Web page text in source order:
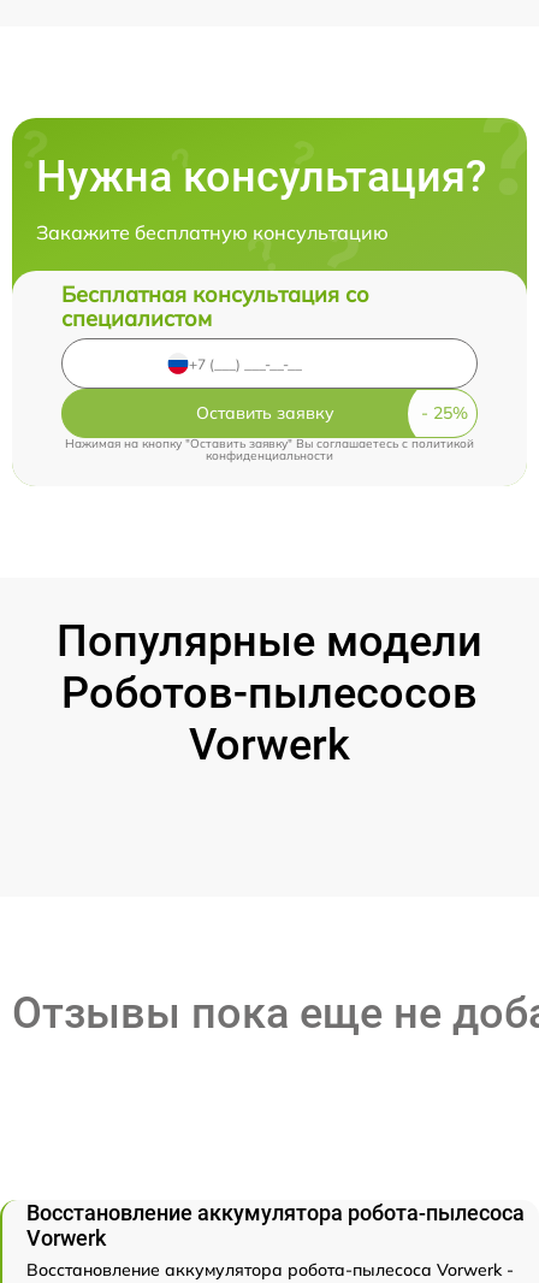
Нужна консультация?
Закажите бесплатную консультацию
Бесплатная консультация со
специалистом
Оставить заявку
Нажимая на кнопку "Оставить заявку" Вы соглашаетесь c политикой
конфиденциальности
Популярные модели
Роботов-пылесосов
Vorwerk
Отзывы пока еще не
Восстановление аккумулятора робота-пылесоса
Vorwerk
Восстановление аккумулятора робота-пылесоса Vorwerk -